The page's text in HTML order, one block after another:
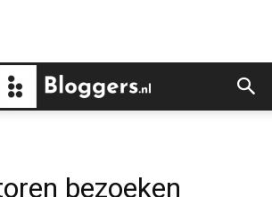
bezoeken